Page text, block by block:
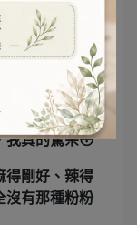
的鴨血風味
我真的驚呆😳
得剛好、辣得
沒有那種粉粉